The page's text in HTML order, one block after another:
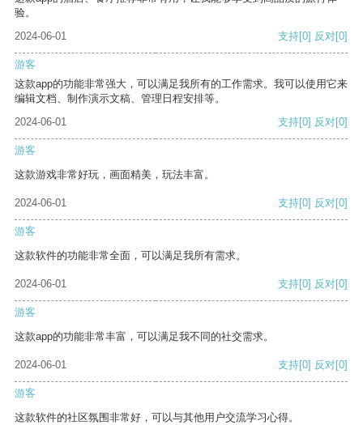
验。
2024-06-01
支持[0] 反对[0]
游客
这款app的功能非常强大，可以满足我所有的工作需求。我可以使用它来
编辑文档、制作演示文稿、管理日程安排等。
2024-06-01
支持[0] 反对[0]
游客
这款游戏非常好玩，画面精美，玩法丰富。
2024-06-01 支持[0] 反对[0]
游客
这款软件的功能非常全面，可以满足我所有需求。
2024-06-01 支持[0] 反对[0]
游客
这款app的功能非常丰富，可以满足我不同的社交需求。
2024-06-01 支持[0] 反对[0]
游客
这款软件的社区氛围非常好，可以与其他用户交流学习心得。